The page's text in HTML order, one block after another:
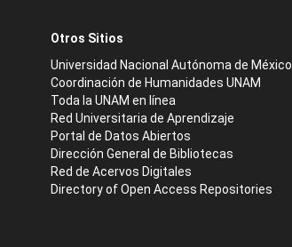
Otros Sitios
Universidad Nacional Autónoma de México
Coordinación de Humanidades UNAM
Toda la UNAM en línea
Red Universitaria de Aprendizaje
Portal de Datos Abiertos
Dirección General de Bibliotecas
Red de Acervos Digitales
Directory of Open Access Repositories